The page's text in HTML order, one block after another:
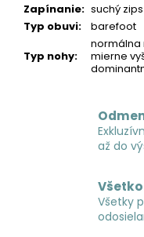
Zapínanie: suchý
Typ obuvi:
barefoot
Typ nohy:
normálna
mierne
až do
Všetky